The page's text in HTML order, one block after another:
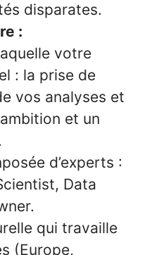
disparates.
:
votre
: la prise de
vos analyses et
et un
d’experts :
Data
qui travaille
(Europe,